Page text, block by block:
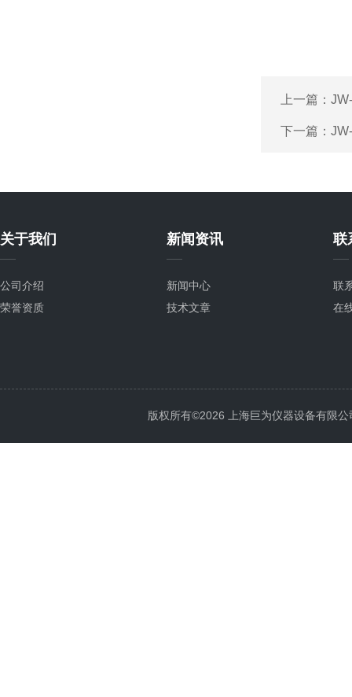
上一篇：
下一篇：
关于我们
公司介绍
荣誉资质
新闻资讯
新闻中心
技术文章
联
联
在
版权所有©2026 上海巨为仪器设备有限